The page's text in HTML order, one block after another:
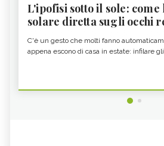
L'ipofisi sotto il sole: come
solare diretta sugli occhi
C'è un gesto che molti fanno
appena escono di casa in estate: infilare